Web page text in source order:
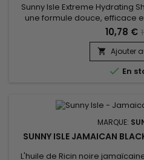
Sunny Isle Extreme Hydrating
une formule douce, efficace
d'agents revitalisants pour
force et brillance aux cheveux
noire 100 % jamaïcaine,
traitement des cuirs
10,78 €
 Ajouter
 En
MARQUE:
SUNNY ISLE JAMAICAN
L'huile de Ricin noire